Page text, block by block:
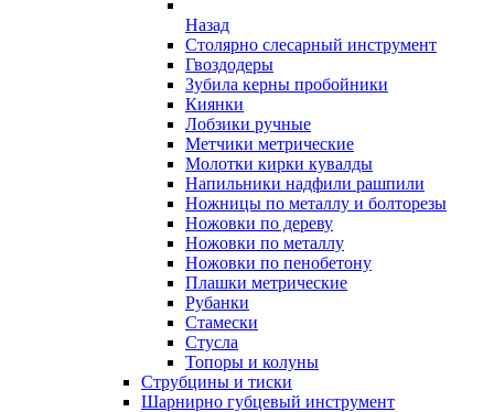
Назад
Столярно слесарный инструмент
Гвоздодеры
Зубила керны пробойники
Киянки
Лобзики ручные
Метчики метрические
Молотки кирки кувалды
Напильники надфили рашпили
Ножницы по металлу и болторезы
Ножовки по дереву
Ножовки по металлу
Ножовки по пенобетону
Плашки метрические
Рубанки
Стамески
Стусла
Топоры и колуны
Струбцины и тиски
Шарнирно губцевый инструмент